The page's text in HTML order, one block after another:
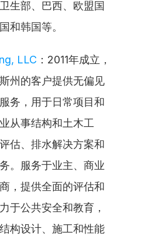
生部、巴西、欧盟国
和韩国等。
LLC ：2011年成立，
州的客户提供无偏见
务，用于日常项目和
从事结构和土木工
估、排水解决方案和
。服务于业主、商业
，提供全面的评估和
于公共安全和教育，
构设计、施工和性能